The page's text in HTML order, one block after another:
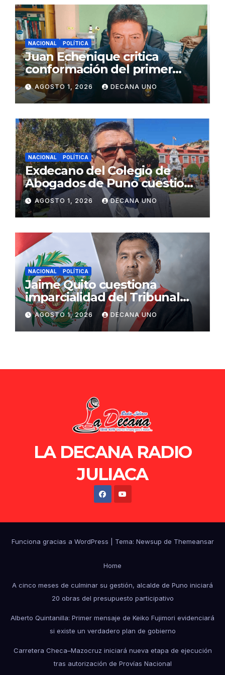
NACIONAL POLÍTICA
Juan Echenique critica
conformación del primer
gabinete ministerial de Keiko
Fujimori
AGOSTO 1, 2026 DECANA UNO
NACIONAL POLÍTICA
Exdecano del Colegio de
Abogados de Puno cuestiona
propuestas sobre seguridad
ciudadana
AGOSTO 1, 2026 DECANA UNO
NACIONAL POLÍTICA
Jaime Quito cuestiona
imparcialidad del Tribunal
Constitucional tras liberación
de Ollanta Humala
AGOSTO 1, 2026 DECANA UNO
LA DECANA RADIO
JULIACA
Funciona gracias a WordPress Tema: Newsup de Themeansar
Home
A cinco meses de culminar su gestión, alcalde de Puno iniciará
20 obras del presupuesto participativo
Alberto Quintanilla: Primer mensaje de Keiko Fujimori evidenciará
si existe un verdadero plan de gobierno
Carretera Checa–Mazocruz iniciará nueva etapa de ejecución
tras autorización de Provías Nacional